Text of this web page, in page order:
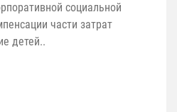
социальной
части затрат
детей..